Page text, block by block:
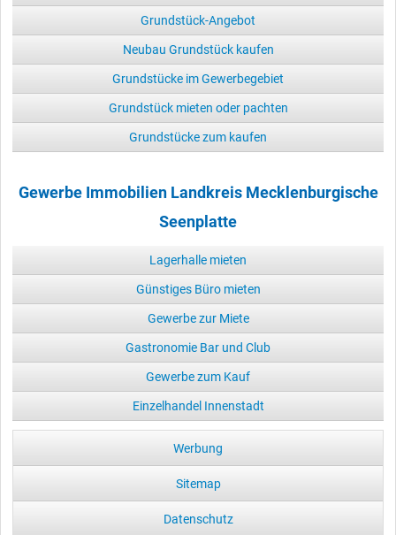
Grundstück-Angebot
Neubau Grundstück kaufen
Grundstücke im Gewerbegebiet
Grundstück mieten oder pachten
Grundstücke zum kaufen
Gewerbe Immobilien Landkreis Mecklenburgische
Seenplatte
Lagerhalle mieten
Günstiges Büro mieten
Gewerbe zur Miete
Gastronomie Bar und Club
Gewerbe zum Kauf
Einzelhandel Innenstadt
Werbung
Sitemap
Datenschutz